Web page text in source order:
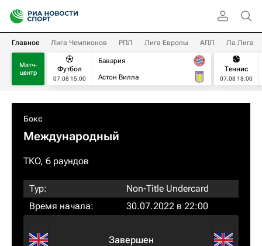
Главное Лига Чемпионов РПЛ Лига Европы АПЛ Ла Лига
Матч-
центр
Футбол
07.08 15:00
Бавария
Астон Вилла
Теннис
07.08 18:00
Бокс
Международный
TKO, 6 раундов
Тур:
Non-Title Undercard
Время начала:
30.07.2022 в 22:00
Завершен